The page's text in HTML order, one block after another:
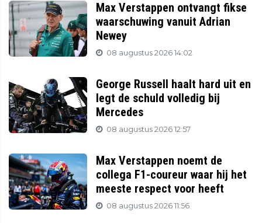
Max Verstappen ontvangt fikse
waarschuwing vanuit Adrian
Newey
08 augustus 2026 14:02
George Russell haalt hard uit en
legt de schuld volledig bij
Mercedes
08 augustus 2026 12:57
Max Verstappen noemt de
collega F1-coureur waar hij het
meeste respect voor heeft
08 augustus 2026 11:56